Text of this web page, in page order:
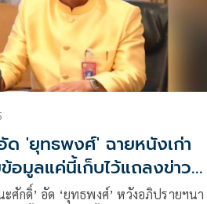
ด 'ยุทธพงศ์' ฉายหนังเก่า
อมูลแค่นี้เก็บไว้แถลงข่าว
กว่า
ศักดิ์’ อัด ‘ยุทธพงศ์’ หวังอภิปรายฯนา